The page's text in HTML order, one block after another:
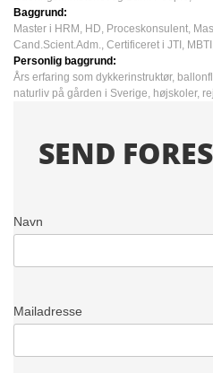
Baggrund:
Master i HRM, HD, Proceskonsulent,
Cand.Scient.Adm., Certificeret i JTI,
Personlig baggrund:
Års erfaring som dykkerinstruktør,
naturliv på gården i Sverige, højskoler,
SEND
Navn
Mailadresse